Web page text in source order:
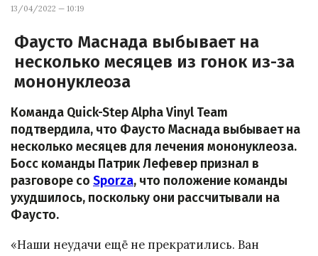
13/04/2022 — 10:19
Фаусто Маснада выбывает на
несколько месяцев из гонок из-за
мононуклеоза
Команда Quick-Step Alpha Vinyl Team
подтвердила, что Фаусто Маснада выбывает на
несколько месяцев для лечения мононуклеоза.
Босс команды Патрик Лефевер признал в
разговоре со Sporza, что положение команды
ухудшилось, поскольку они рассчитывали на
Фаусто.
«Наши неудачи ещё не прекратились. Ван